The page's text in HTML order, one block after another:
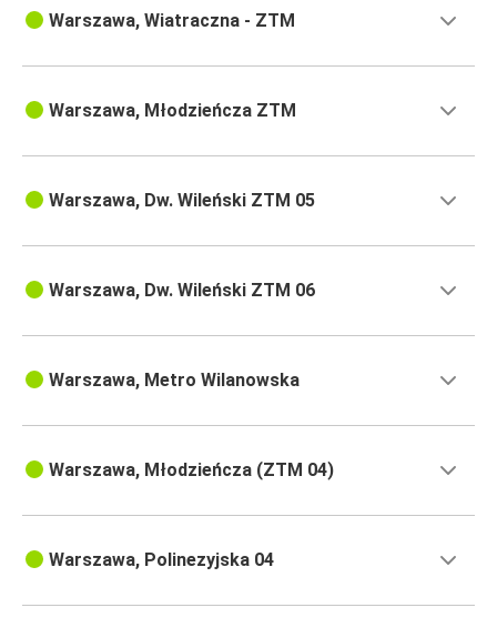
Warszawa, Wiatraczna - ZTM
Warszawa, Młodzieńcza ZTM
Warszawa, Dw. Wileński ZTM 05
Warszawa, Dw. Wileński ZTM 06
Warszawa, Metro Wilanowska
Warszawa, Młodzieńcza (ZTM 04)
Warszawa, Polinezyjska 04